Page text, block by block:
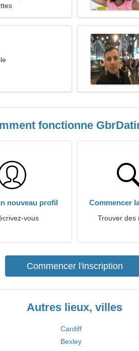
fonctionne
nouveau profil
vous
Commencer
Trouver des
Commencer l'inscription
Autres lieux, villes
Cardiff
Bexley